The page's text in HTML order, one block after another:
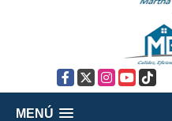
Facebook
X Instagram
YouTube
TikTok
MENÚ